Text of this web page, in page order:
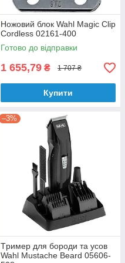
Ножовий блок Wahl Magic Clip
Cordless 02161-400
Готово до відправки
1 655,79 ₴ 1 707 ₴
Купити
–3%
Tpимep для бopoди та ycoв
Wahl Mustache Beard 05606-